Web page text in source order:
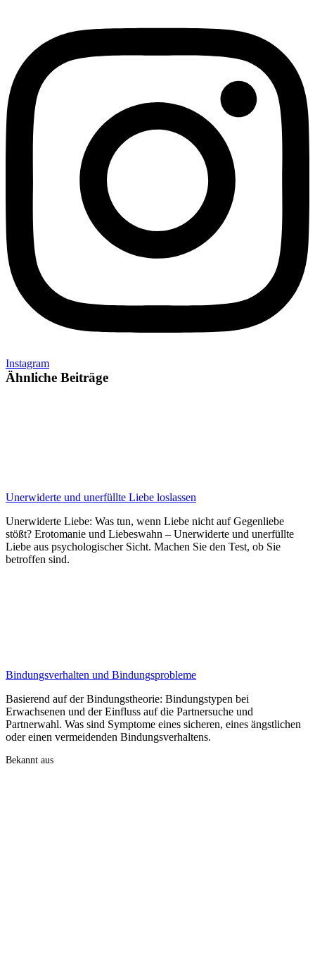
Instagram
Ähnliche Beiträge
Unerwiderte und unerfüllte Liebe loslassen
Unerwiderte Liebe: Was tun, wenn Liebe nicht auf Gegenliebe
stößt? Erotomanie und Liebeswahn – Unerwiderte und unerfüllte
Liebe aus psychologischer Sicht. Machen Sie den Test, ob Sie
betroffen sind.
Bindungsverhalten und Bindungsprobleme
Basierend auf der Bindungstheorie: Bindungstypen bei
Erwachsenen und der Einfluss auf die Partnersuche und
Partnerwahl. Was sind Symptome eines sicheren, eines ängstlichen
oder einen vermeidenden Bindungsverhaltens.
Bekannt aus